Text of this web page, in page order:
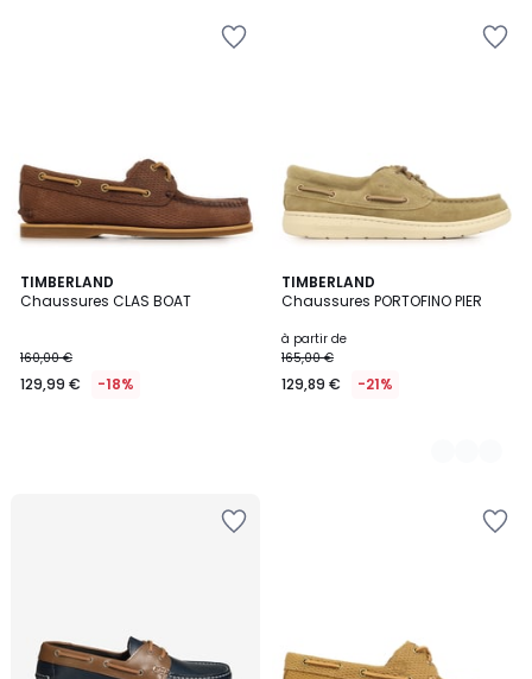
TIMBERLAND
Chaussures CLAS BOAT
160,00 €
129,99 € -18%
TIMBERLAND
Chaussures PORTOFINO PIER
à partir de
165,00 €
129,89 € -21%
2
Couleurs